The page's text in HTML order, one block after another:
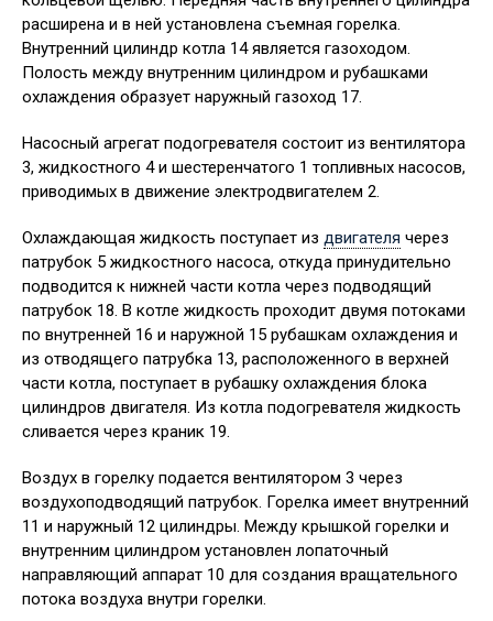
расширена и в ней установлена съемная горелка.
Внутренний цилиндр котла 14 является газоходом.
Полость между внутренним цилиндром и рубашками
охлаждения образует наружный газоход 17.
Насосный агрегат подогревателя состоит из вентилятора
3, жидкостного 4 и шестеренчатого 1 топливных насосов,
приводимых в движение электродвигателем 2.
Охлаждающая жидкость поступает из двигателя через
патрубок 5 жидкостного насоса, откуда принудительно
подводится к нижней части котла через подводящий
патрубок 18. В котле жидкость проходит двумя потоками
по внутренней 16 и наружной 15 рубашкам охлаждения и
из отводящего патрубка 13, расположенного в верхней
части котла, поступает в рубашку охлаждения блока
цилиндров двигателя. Из котла подогревателя жидкость
сливается через краник 19.
Воздух в горелку подается вентилятором 3 через
воздухоподводящий патрубок. Горелка имеет внутренний
11 и наружный 12 цилиндры. Между крышкой горелки и
внутренним цилиндром установлен лопаточный
направляющий аппарат 10 для создания вращательного
потока воздуха внутри горелки.